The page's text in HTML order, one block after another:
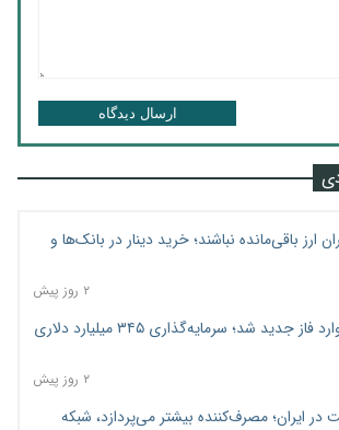
ارسال دیدگاه
ارز باقی‌مانده نباشند؛ خرید دینار در بانک‌ها و
۲ روز پیش
جنگ کریدورها وارد فاز جدید شد؛ سرمایه‌گذاری ۳۴۵ میلیارد دلاری
۲ روز پیش
در ایران؛ مصرف‌کننده بیشتر می‌پردازد، شبکه